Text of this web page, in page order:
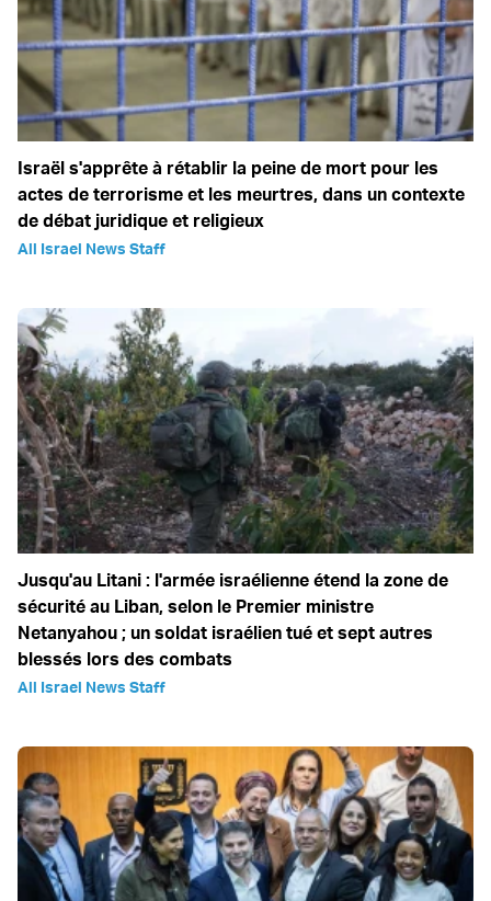
Israël s'apprête à rétablir la peine de mort pour les
actes de terrorisme et les meurtres, dans un contexte
de débat juridique et religieux
All Israel News Staff
Jusqu'au Litani : l'armée israélienne étend la zone de
sécurité au Liban, selon le Premier ministre
Netanyahou ; un soldat israélien tué et sept autres
blessés lors des combats
All Israel News Staff